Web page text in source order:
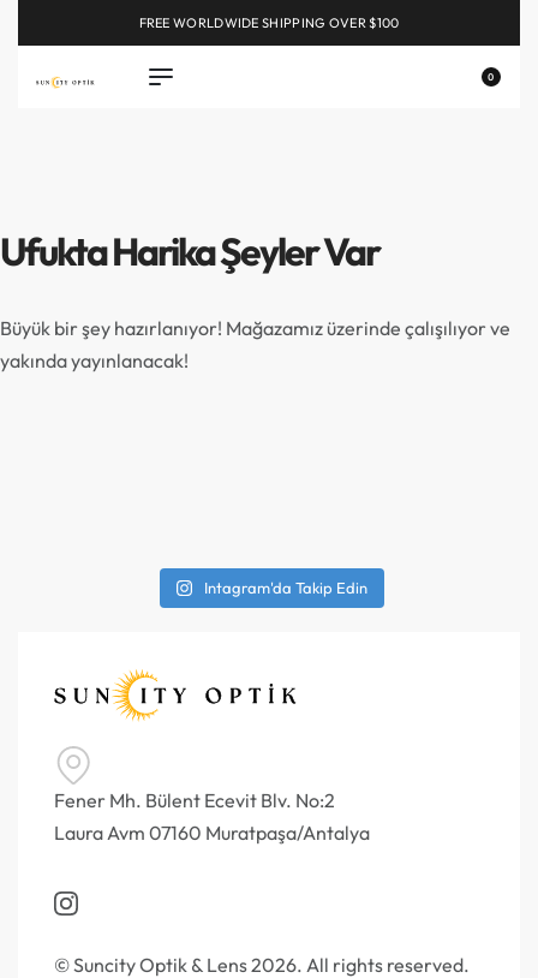
FREE WORLDWIDE SHIPPING OVER $100
0
Ufukta Harika Şeyler Var
Büyük bir şey hazırlanıyor! Mağazamız üzerinde çalışılıyor ve
yakında yayınlanacak!
Intagram'da Takip Edin
Fener Mh. Bülent Ecevit Blv. No:2
Laura Avm 07160 Muratpaşa/Antalya
© Suncity Optik & Lens 2026. All rights reserved.